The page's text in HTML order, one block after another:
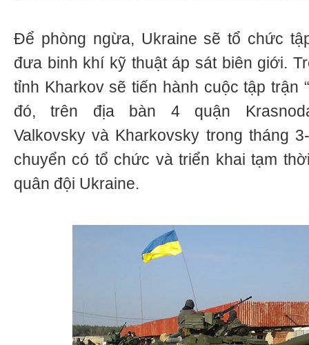
Để phòng ngừa, Ukraine sẽ tổ chức
đưa binh khí kỹ thuật áp sát biên giới.
tỉnh Kharkov sẽ tiến hành cuộc tập trận
đó, trên địa bàn 4 quận
Valkovsky và Kharkovsky trong tháng
chuyển có tổ chức và triển khai tạm
quân đội Ukraine.